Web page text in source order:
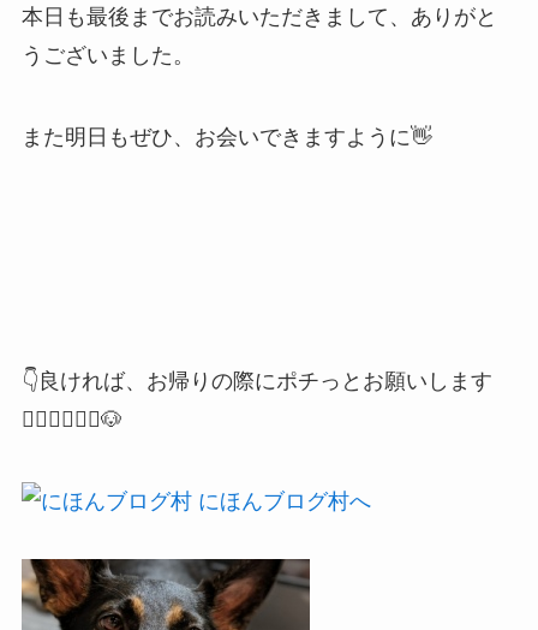
本日も最後までお読みいただきまして、ありがと
うございました。
また明日もぜひ、お会いできますように👋
👇良ければ、お帰りの際にポチっとお願いします
🙇🏻‍♂️🙇🏻‍♀️🐶